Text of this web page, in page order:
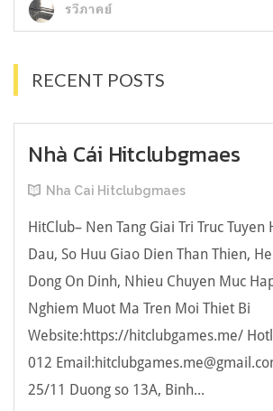
รวีภาคย์
RECENT POSTS
Nhà Cái Hitclubgmaes
Nha Cai Hitclubgmaes
HitClub– Nen Tang Giai Tri Truc Tuyen
Dau, So Huu Giao Dien Than Thien,
Dong On Dinh, Nhieu Chuyen Muc
Nghiem Muot Ma Tren Moi Thiet Bi
Website:https://hitclubgames.me/
012 Email:
25/11 Duong so 13A, Binh...